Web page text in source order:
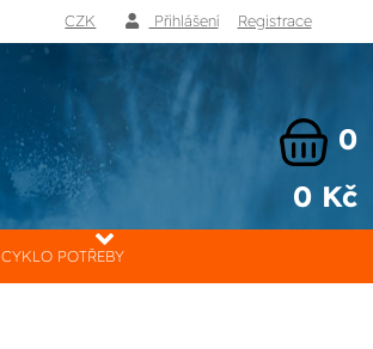
CZK Přihlášení Registrace
0
0 Kč
CYKLO POTŘEBY